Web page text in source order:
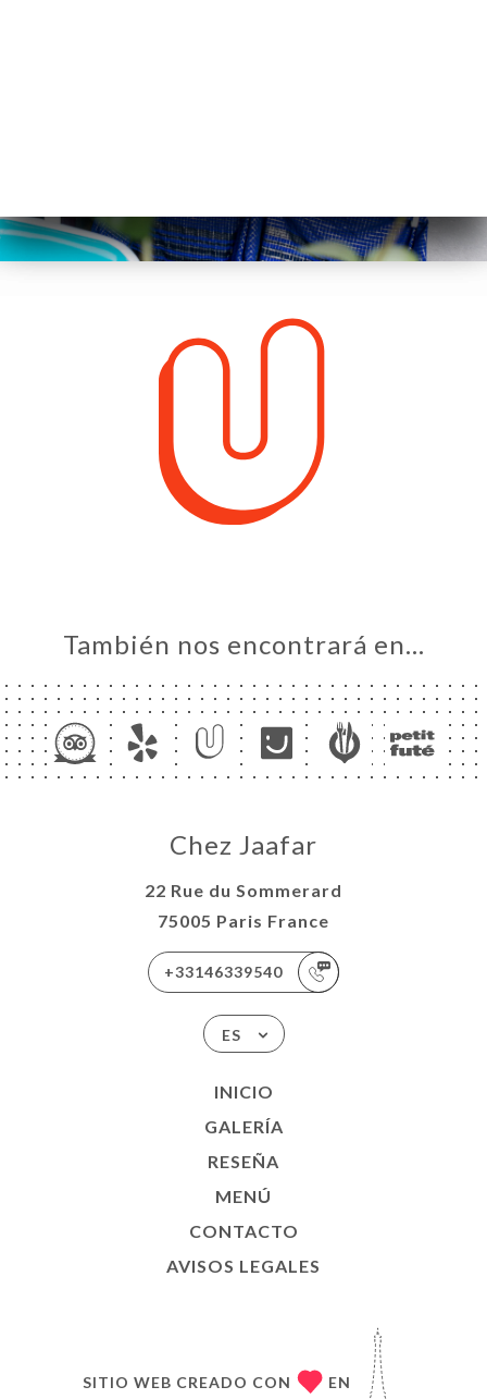
También nos encontrará en…
Chez Jaafar
22 Rue du Sommerard
75005 Paris France
+33146339540
ES
INICIO
GALERÍA
RESEÑA
MENÚ
CONTACTO
AVISOS LEGALES
SITIO WEB CREADO CON EN